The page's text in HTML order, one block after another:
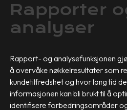
Rapporter
analyser
Rapport- og analysefunksjonen
å overvåke nøkkelresultater som
kundetilfredshet og hvor lang tid
informasjonen kan bli brukt til å
identifisere forbedringsområder